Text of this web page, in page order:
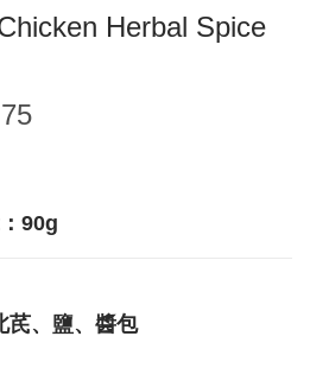
Herbal Spice
90g
芪、鹽、醬包